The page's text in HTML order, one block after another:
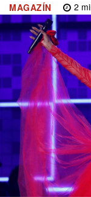
MAGAZÍN 2